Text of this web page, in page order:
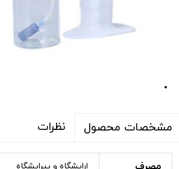
مشخصات محصول نظرات
مصرف ارایشگاه و پیرایشگاه